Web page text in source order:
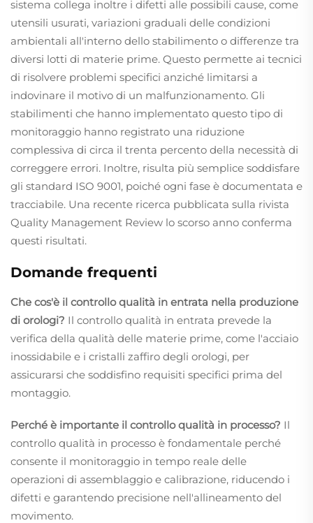
sistema collega inoltre i difetti alle possibili cause, come
utensili usurati, variazioni graduali delle condizioni
ambientali all'interno dello stabilimento o differenze tra
diversi lotti di materie prime. Questo permette ai tecnici
di risolvere problemi specifici anziché limitarsi a
indovinare il motivo di un malfunzionamento. Gli
stabilimenti che hanno implementato questo tipo di
monitoraggio hanno registrato una riduzione
complessiva di circa il trenta percento della necessità di
correggere errori. Inoltre, risulta più semplice soddisfare
gli standard ISO 9001, poiché ogni fase è documentata e
tracciabile. Una recente ricerca pubblicata sulla rivista
Quality Management Review lo scorso anno conferma
questi risultati.
Domande frequenti
Che cos'è il controllo qualità in entrata nella produzione
di orologi? Il controllo qualità in entrata prevede la
verifica della qualità delle materie prime, come l'acciaio
inossidabile e i cristalli zaffiro degli orologi, per
assicurarsi che soddisfino requisiti specifici prima del
montaggio.
Perché è importante il controllo qualità in processo? Il
controllo qualità in processo è fondamentale perché
consente il monitoraggio in tempo reale delle
operazioni di assemblaggio e calibrazione, riducendo i
difetti e garantendo precisione nell'allineamento del
movimento.